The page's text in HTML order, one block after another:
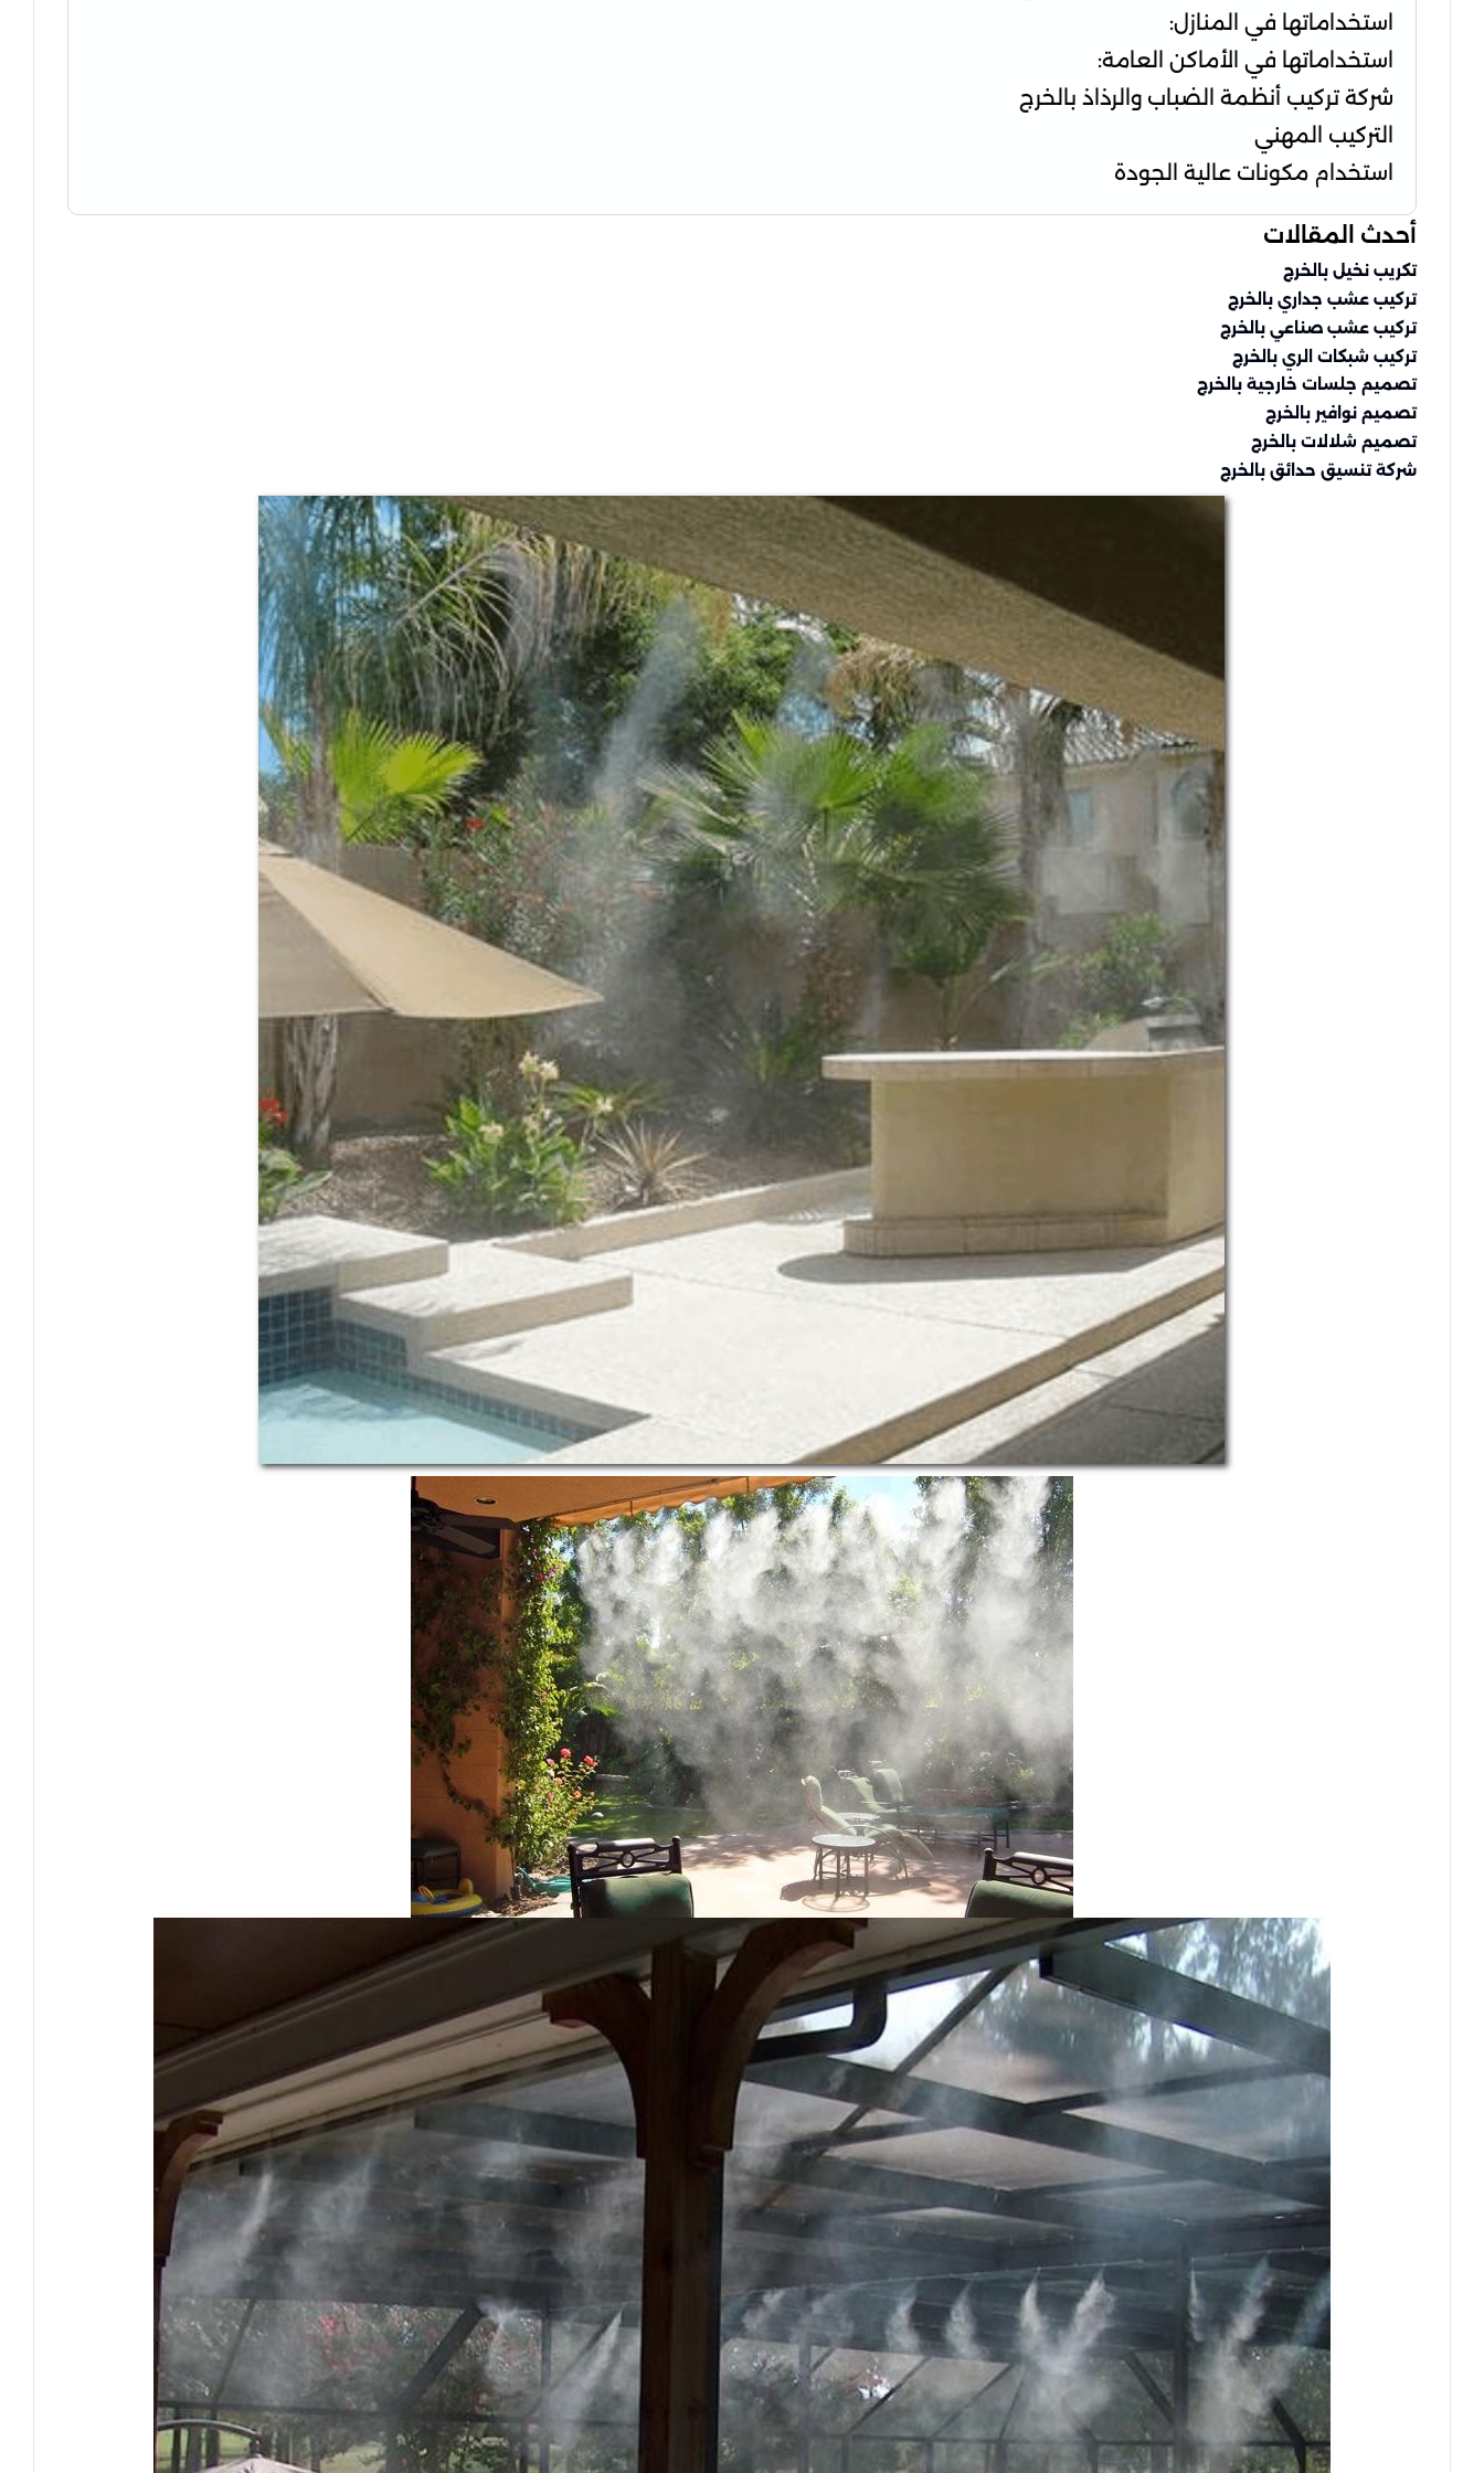
استخداماتها في المنازل:
استخداماتها في الأماكن العامة:
شركة تركيب أنظمة الضباب والرذاذ بالخرج
التركيب المهني
استخدام مكونات عالية الجودة
أحدث المقالات
تكريب نخيل بالخرج
تركيب عشب جداري بالخرج
تركيب عشب صناعي بالخرج
تركيب شبكات الري بالخرج
تصميم جلسات خارجية بالخرج
تصميم نوافير بالخرج
تصميم شلالات بالخرج
شركة تنسيق حدائق بالخرج